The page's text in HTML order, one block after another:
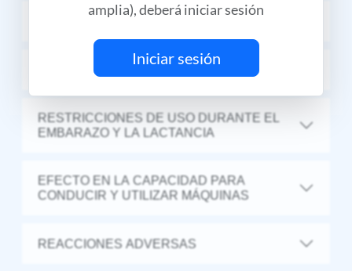
amplia), deberá iniciar sesión
Iniciar sesión
FARMACOCINÉTICA Y FARMACODINAMIA
CONTRAINDICACIONES
RESTRICCIONES DE USO DURANTE EL
EMBARAZO Y LA LACTANCIA
EFECTO EN LA CAPACIDAD PARA
CONDUCIR Y UTILIZAR MÁQUINAS
REACCIONES ADVERSAS